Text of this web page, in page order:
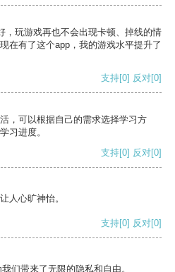
，玩游戏再也不会出现卡顿、掉线的情
在有了这个app，我的游戏水平提升了
支持[0] 反对[0]
，可以根据自己的需求选择学习方
习进度。
支持[0] 反对[0]
人心旷神怡。
支持[0] 反对[0]
们带来了无限的隐私和自由。